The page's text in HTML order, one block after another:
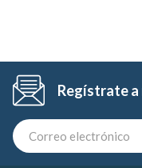
Regístrate